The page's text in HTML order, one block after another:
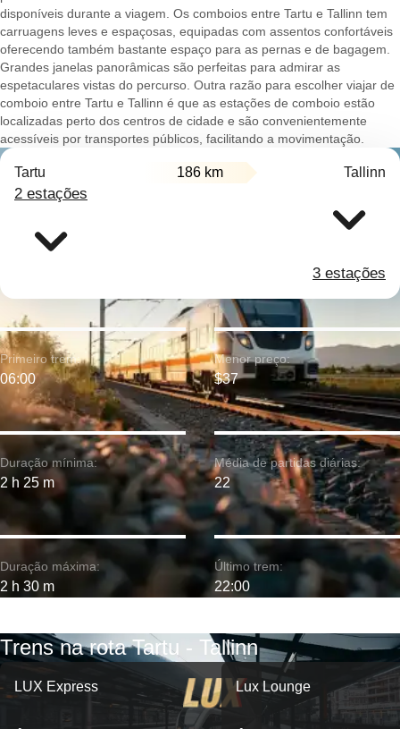
disponíveis durante a viagem. Os comboios entre Tartu e Tallinn tem
carruagens leves e espaçosas, equipadas com assentos confortáveis
oferecendo também bastante espaço para as pernas e de bagagem.
Grandes janelas panorâmicas são perfeitas para admirar as
espetaculares vistas do percurso. Outra razão para escolher viajar de
comboio entre Tartu e Tallinn é que as estações de comboio estão
localizadas perto dos centros de cidade e são convenientemente
acessíveis por transportes públicos, facilitando a movimentação.
Tartu 186 km Tallinn
2 estações
3 estações
Duração mínima:
2 h 25 m
Primeiro trem:
06:00
Duração máxima:
2 h 30 m
Menor preço:
$37
Média de partidas diárias:
22
Último trem:
22:00
Trens na rota Tartu - Tallinn
LUX Express Lux Lounge